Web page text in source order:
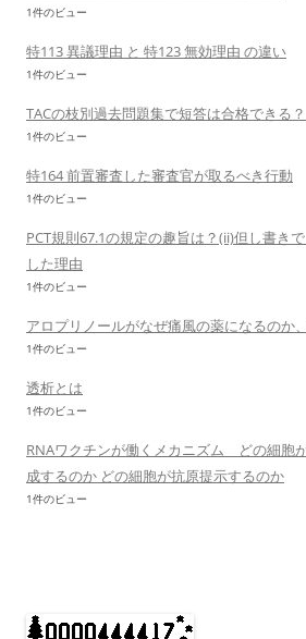
1件のビュー
特113 異議理由 と 特123 無効理由 の違い
1件のビュー
TACの枝別過去問題集で短答は合格できる？
1件のビュー
特164 前置審査した審査官が取るべき行動
1件のビュー
PCT規則67.1の規定の趣旨は？(ii)但し書き
した理由
1件のビュー
アロプリノールがなぜ痛風の薬になるのか
1件のビュー
透析とは
1件のビュー
RNAワクチンが働くメカニズム どの細胞
成するのか どの細胞が抗原提示するのか
1件のビュー